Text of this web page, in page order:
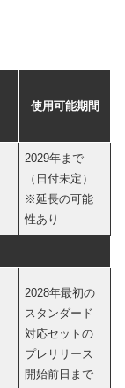
使用可能期間
2029年まで
（日付未定）
※延長の可能
性あり
2028年最初の
スタンダード
対応セットの
プレリリース
開始前日まで